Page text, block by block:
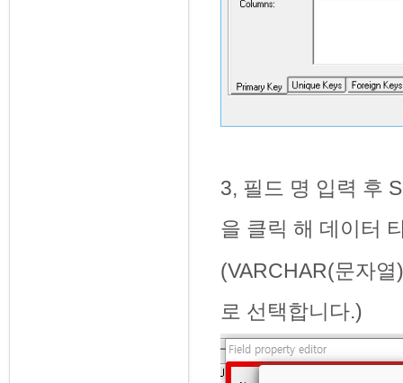
3, 필드 명 입력 후
을 클릭 해 데이터
(VARCHAR(문자
로 선택합니다.)